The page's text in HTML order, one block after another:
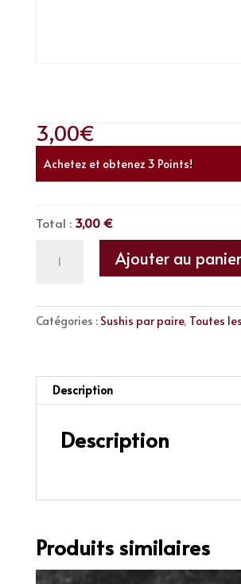
3,00€
Achetez et obtenez 3 Points!
Total : 3,00 €
Avocat
Ajouter au panier
Catégories : Sushis par paire, Toutes
Description
Description
Produits similaires